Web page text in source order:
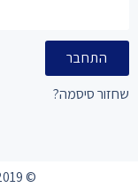
התחבר
שחזור סיסמה?
© 2019 כל הזכויות שמורות לאינפודוק